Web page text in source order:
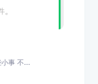
事 不...